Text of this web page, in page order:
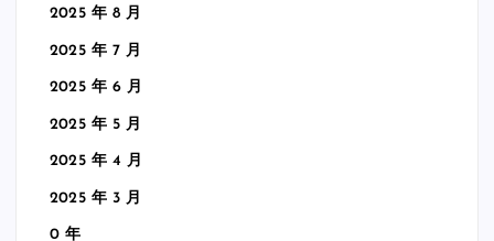
2025 年 8 月
2025 年 7 月
2025 年 6 月
2025 年 5 月
2025 年 4 月
2025 年 3 月
0 年